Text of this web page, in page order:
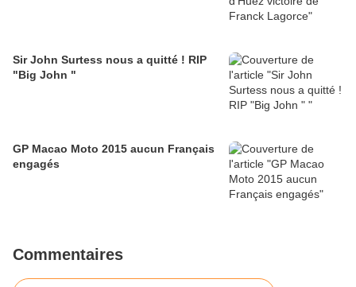
Sir John Surtess nous a quitté ! RIP
"Big John "
GP Macao Moto 2015 aucun Français
engagés
Commentaires